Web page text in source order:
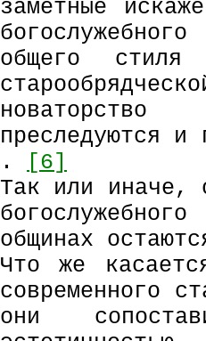
заметные
общего
преследуются и
.
[6]
Так или иначе,
общинах
Что же
современного
они